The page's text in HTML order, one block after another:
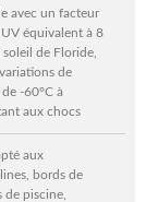
avec un facteur
équivalent à 8
de Floride,
de
-60°C à
aux chocs
aux
bords de
de piscine,